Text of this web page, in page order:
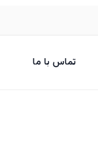
تماس با ما